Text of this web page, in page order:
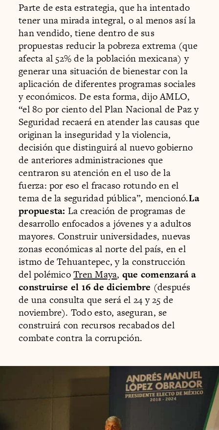
Parte de esta estrategia, que ha intentado
tener una mirada integral, o al menos así la
han vendido, tiene dentro de sus
propuestas reducir la pobreza extrema (que
afecta al 52% de la población mexicana) y
generar una situación de bienestar con la
aplicación de diferentes programas sociales
y económicos. De esta forma, dijo AMLO,
“el 80 por ciento del Plan Nacional de Paz y
Seguridad recaerá en atender las causas que
originan la inseguridad y la violencia,
decisión que distinguirá al nuevo gobierno
de anteriores administraciones que
centraron su atención en el uso de la
fuerza: por eso el fracaso rotundo en el
tema de la seguridad pública”, mencionó.La
propuesta: La creación de programas de
desarrollo enfocados a jóvenes y a adultos
mayores. Construir universidades, nuevas
zonas económicas al norte del país, en el
istmo de Tehuantepec, y la construcción
del polémicoTren Maya, que comenzará a
construirse el 16 de diciembre (después
de una consulta que será el 24 y 25 de
noviembre). Todo esto, aseguran, se
construirá con recursos recabados del
combate contra la corrupción.